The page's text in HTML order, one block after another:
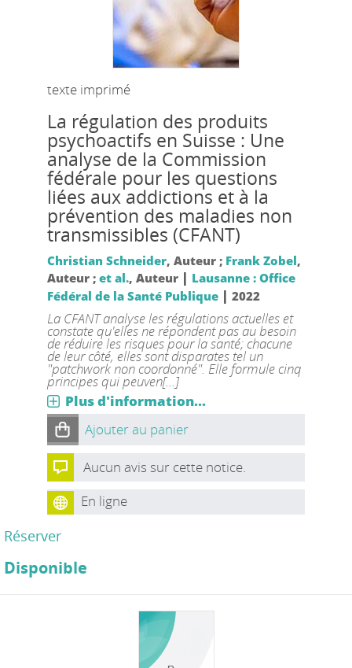
texte imprimé
La régulation des produits
psychoactifs en Suisse : Une
analyse de la Commission
fédérale pour les questions
liées aux addictions et à la
prévention des maladies non
transmissibles (CFANT)
Christian Schneider, Auteur ; Frank Zobel,
Auteur ; et al., Auteur | Lausanne : Office
Fédéral de la Santé Publique| 2022
La CFANT analyse les régulations actuelles et
constate qu'elles ne répondent pas au besoin
de réduire les risques pour la santé; chacune
de leur côté, elles sont disparates tel un
"patchwork non coordonné". Elle formule cinq
principes qui peuven[...]
Plus d'information...
Ajouter au panier
Aucun avis sur cette notice.
En ligne
Réserver
Disponible